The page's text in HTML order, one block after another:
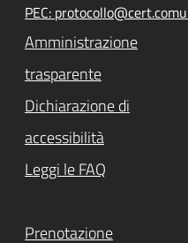
PEC:
Amministrazione
trasparente
Dichiarazione di
accessibilità
Leggi le FAQ
Prenotazione